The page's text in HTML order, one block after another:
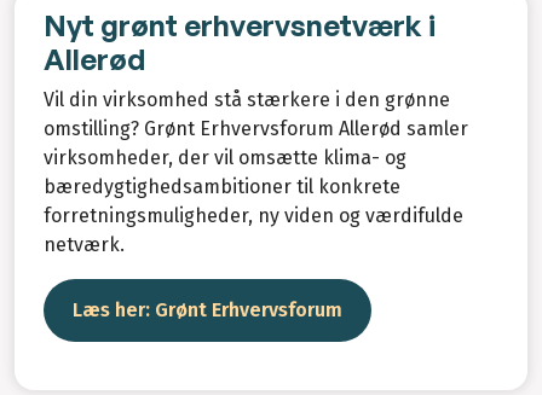
Nyt grønt erhvervsnetværk i
Allerød
Vil din virksomhed stå stærkere i den grønne
omstilling? Grønt Erhvervsforum Allerød samler
virksomheder, der vil omsætte klima- og
bæredygtighedsambitioner til konkrete
forretningsmuligheder, ny viden og værdifulde
netværk.
Læs her: Grønt Erhvervsforum